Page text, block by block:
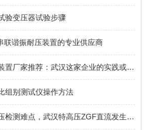
验变压器试验步骤
联谐振耐压装置的专业供应商
无局放耐压试验装置厂家推荐：武汉这家企业的实践或许能给您启发。
组别测试仪操作方法
井下潮湿环境耐压检测难点，武汉特高压ZGF直流发生器适配剖析